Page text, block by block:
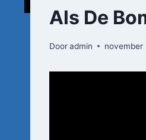
Als De
Dooradmin november